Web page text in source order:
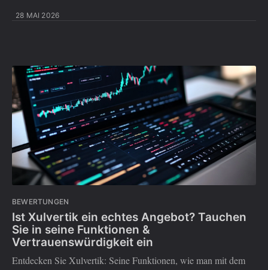
28 MAI 2026
BEWERTUNGEN
Ist Xulvertik ein echtes Angebot? Tauchen
Sie in seine Funktionen &
Vertrauenswürdigkeit ein
Entdecken Sie Xulvertik: Seine Funktionen, wie man mit dem